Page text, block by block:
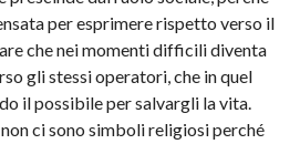
per esprimere rispetto verso il
che nei momenti difficili diventa
gli stessi operatori, che in quel
il possibile per salvargli la vita.
ci sono simboli religiosi perché